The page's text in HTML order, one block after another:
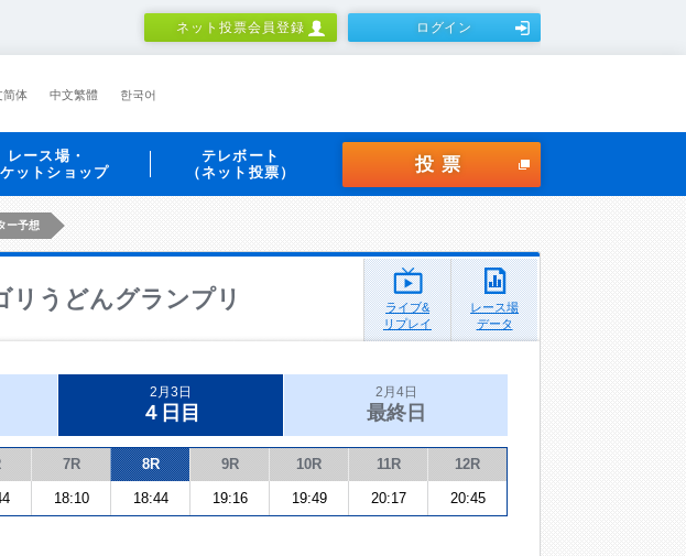
ネット投票会員登録 ログイン
简体 中文繁體 한국어
レース場・
ットショップ
テレボート
（ネット投票）
投票
ー予想
うどんグランプリ
ライブ&
リプレイ
レース場
データ
2月3日
４日目
2月4日
最終日
7R 8R 9R 10R 11R 12R
18:10 18:44 19:16 19:49 20:17 20:45